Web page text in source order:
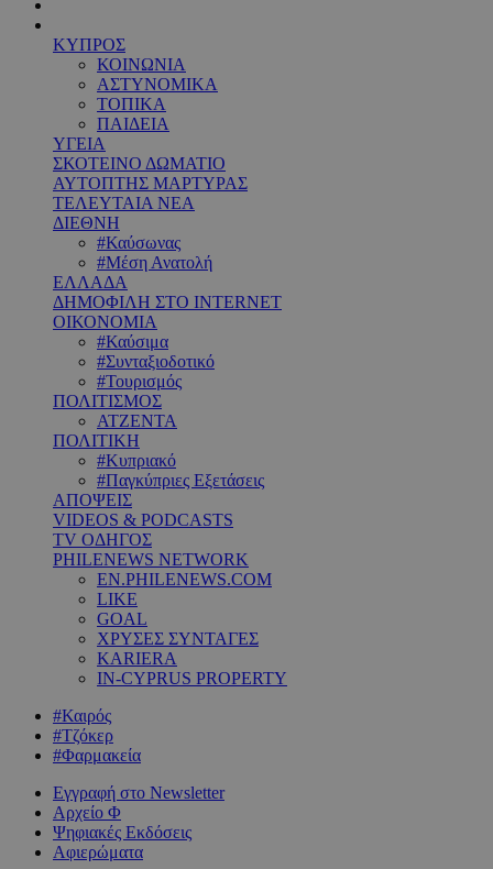
ΚΥΠΡΟΣ
ΚΟΙΝΩΝΙΑ
ΑΣΤΥΝΟΜΙΚΑ
ΤΟΠΙΚΑ
ΠΑΙΔΕΙΑ
ΥΓΕΙΑ
ΣΚΟΤΕΙΝΟ ΔΩΜΑΤΙΟ
ΑΥΤΟΠΤΗΣ ΜΑΡΤΥΡΑΣ
ΤΕΛΕΥΤΑΙΑ ΝΕΑ
ΔΙΕΘΝΗ
#Καύσωνας
#Μέση Ανατολή
ΕΛΛΑΔΑ
ΔΗΜΟΦΙΛΗ ΣΤΟ INTERNET
ΟΙΚΟΝΟΜΙΑ
#Καύσιμα
#Συνταξιοδοτικό
#Τουρισμός
ΠΟΛΙΤΙΣΜΟΣ
ΑΤΖΕΝΤΑ
ΠΟΛΙΤΙΚΗ
#Κυπριακό
#Παγκύπριες Εξετάσεις
ΑΠΟΨΕΙΣ
VIDEOS & PODCASTS
TV ΟΔΗΓΟΣ
PHILENEWS NETWORK
EN.PHILENEWS.COM
LIKE
GOAL
ΧΡΥΣΕΣ ΣΥΝΤΑΓΕΣ
KARIERA
IN-CYPRUS PROPERTY
#Καιρός
#Τζόκερ
#Φαρμακεία
Εγγραφή στο Newsletter
Αρχείο Φ
Ψηφιακές Εκδόσεις
Αφιερώματα